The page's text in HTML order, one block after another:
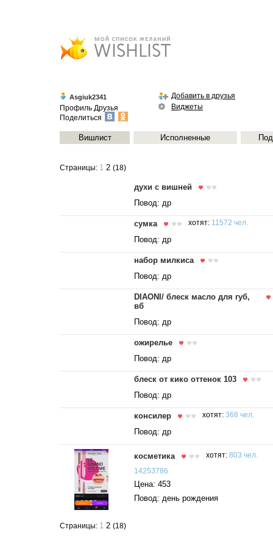
Asgiuk2341
Профиль Друзья
Поделиться
Добавить в друзья
Виджеты
Вишлист Исполненные
Страницы: 1 2 (18)
духи с вишней
Повод: др
сумка хотят: 11572 чел.
Повод: др
набор милкиса
Повод: др
DIAONI/ блеск масло для губ,
вб
Повод: др
ожирелье
Повод: др
блеск от кико оттенок 103
Повод: др
консилер хотят: 368 чел.
Повод: др
косметика хотят: 803 чел.
14253786
Цена: 453
Повод: день рождения
Страницы: 1 2 (18)